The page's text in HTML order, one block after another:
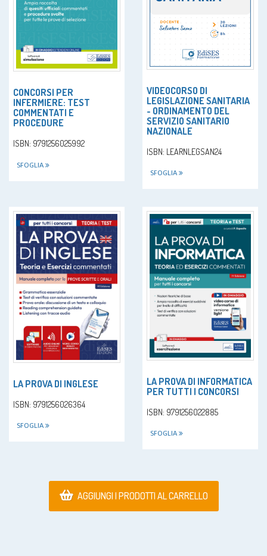
CONCORSI PER
INFERMIERE: TEST
COMMENTATI E
PROCEDURE
ISBN: 9791256025992
SFOGLIA
VIDEOCORSO DI
LEGISLAZIONE SANITARIA
- ORDINAMENTO DEL
SERVIZIO SANITARIO
NAZIONALE
ISBN: LEARNLEGSAN24
SFOGLIA
LA PROVA DI INGLESE
ISBN: 9791256026364
SFOGLIA
LA PROVA DI INFORMATICA
PER TUTTI I CONCORSI
ISBN: 9791256022885
SFOGLIA
AGGIUNGI I PRODOTTI AL CARRELLO